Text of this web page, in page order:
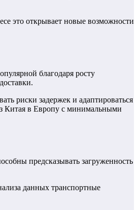
это открывает новые возможности
благодаря росту
риски задержек и адаптироваться
Китая в Европу с минимальными
предсказывать загруженность
данных транспортные